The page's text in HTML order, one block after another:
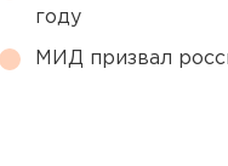
году
МИД призвал